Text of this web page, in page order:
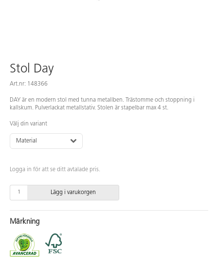
Stol Day
Art.nr: 148366
DAY är en modern stol med tunna metallben. Trästomme och stoppning i
kallskum. Pulverlackat metallstativ. Stolen är stapelbar max 4 st.
Välj din variant
Material
Logga in för att se ditt avtalade pris.
Lägg i varukorgen
Märkning